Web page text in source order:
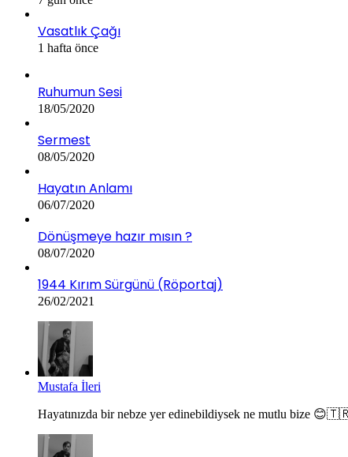
Vasatlık Çağı
1 hafta önce
Ruhumun Sesi
18/05/2020
Sermest
08/05/2020
Hayatın Anlamı
06/07/2020
Dönüşmeye hazır mısın ?
08/07/2020
1944 Kırım Sürgünü (Röportaj)
26/02/2021
Mustafa İleri
Hayatınızda bir nebze yer edinebildiysek ne mutlu bize